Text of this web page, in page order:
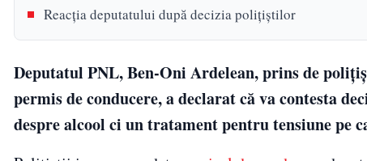
Reacția deputatului după decizia polițiștilor
Deputatul PNL, Ben-Oni Ardelean, prins de
permis de conducere, a declarat că va contesta
despre alcool ci un tratament pentru tensiune pe